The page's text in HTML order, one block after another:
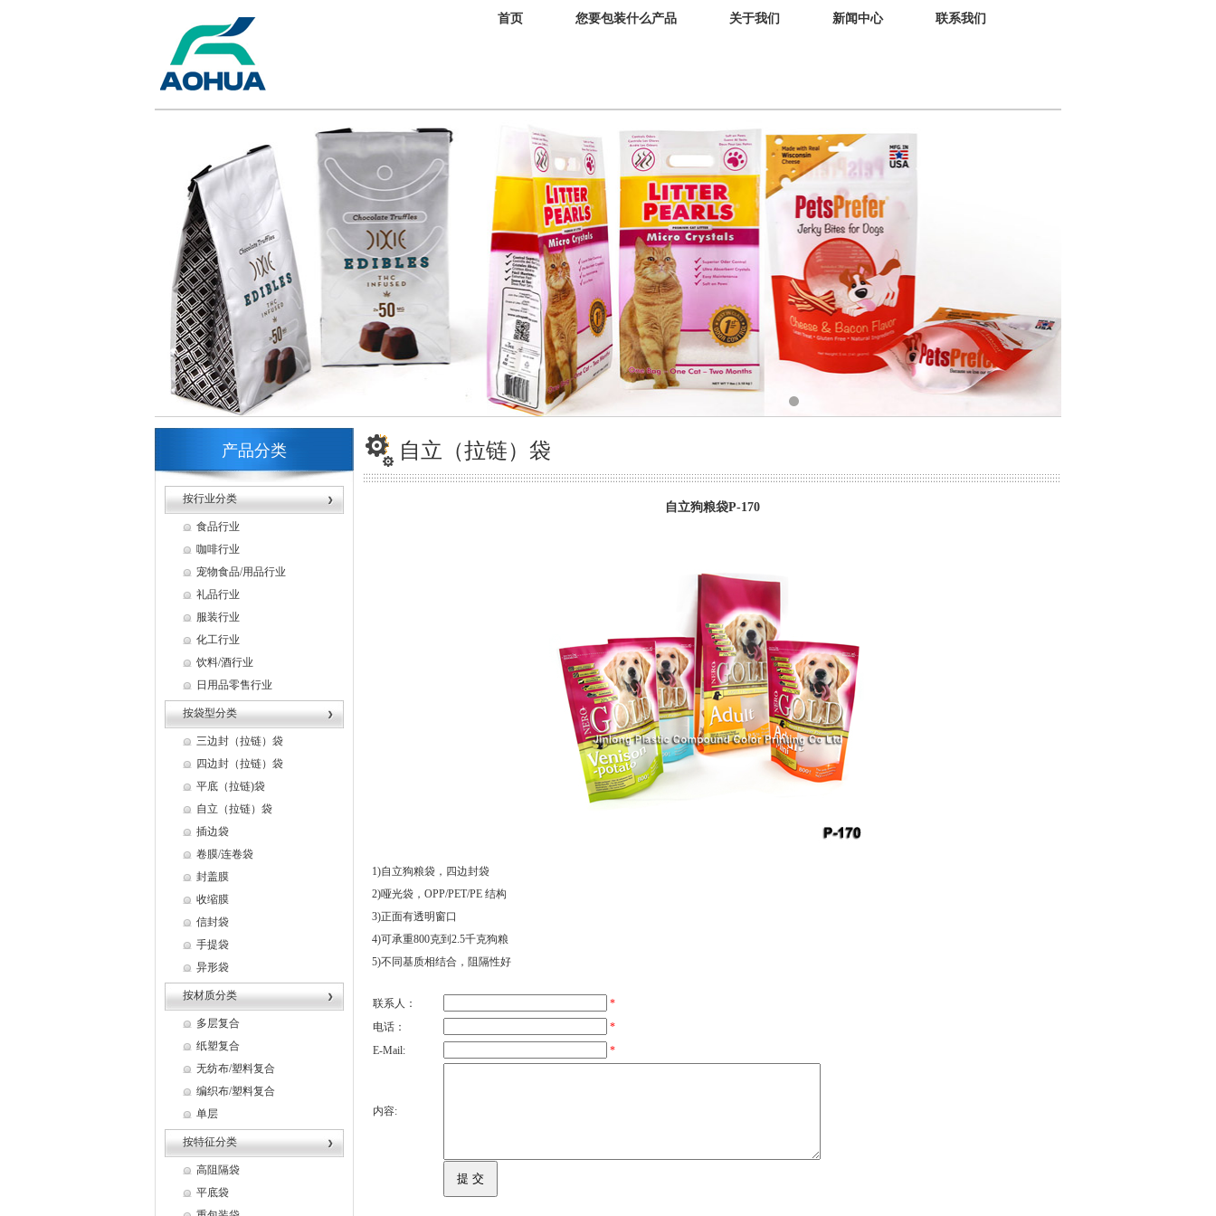
首页 您要包装什么产品 关于我们 新闻中心 联系我们
产品分类
按行业分类
食品行业
咖啡行业
宠物食品/用品行业
礼品行业
服装行业
化工行业
饮料/酒行业
日用品零售行业
按袋型分类
三边封（拉链）袋
四边封（拉链）袋
平底（拉链)袋
自立（拉链）袋
插边袋
卷膜/连卷袋
封盖膜
收缩膜
信封袋
手提袋
异形袋
按材质分类
多层复合
纸塑复合
无纺布/塑料复合
编织布/塑料复合
单层
按特征分类
高阻隔袋
平底袋
自立（拉链）袋
自立狗粮袋P-170
1)自立狗粮袋，四边封袋
2)哑光袋，OPP/PET/PE 结构
3)正面有透明窗口
4)可承重800克到2.5千克狗粮
5)不同基质相结合，阻隔性好
联系人：
*
电话：
*
E-Mail:
*
内容: